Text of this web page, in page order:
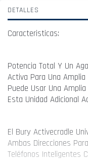
DETALLES
Caracteristicas:
Potencia Total Y Un
Activa Para Una
Puede Usar Una
Esta Unidad Adicional
El Bury Activecradle
Ambas Direcciones
Teléfonos Inteligentes